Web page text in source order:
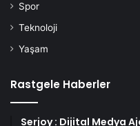
Spor
Teknoloji
Yaşam
Rastgele Haberler
Serjoy : Dijital Medya